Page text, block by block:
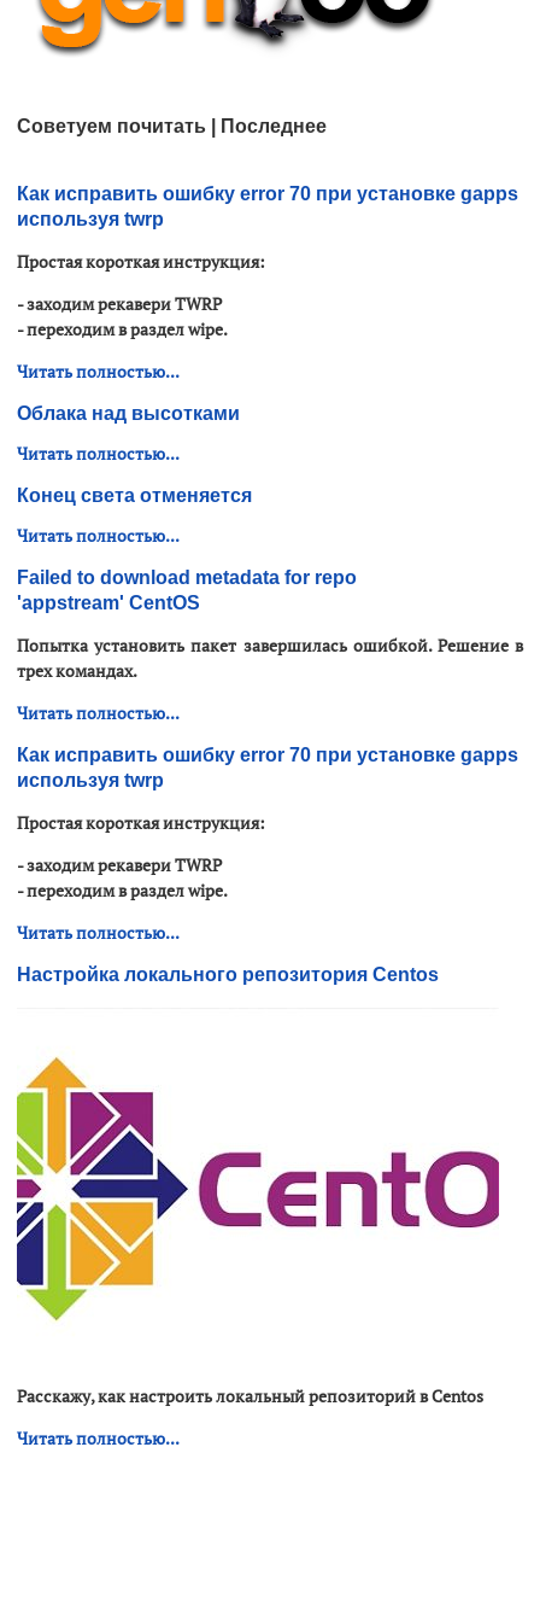
Советуем почитать | Последнее
Как исправить ошибку error 70 при установке gapps
используя twrp
Простая короткая инструкция:
- заходим рекавериTWRP
- переходим в раздел wipe.
Читать полностью...
Облака над высотками
Читать полностью...
Конец света отменяется
Читать полностью...
Failed to download metadata for repo
'appstream' CentOS
Попытка установить пакет завершилась ошибкой. Решение в
трех командах.
Читать полностью...
Как исправить ошибку error 70 при установке gapps
используя twrp
Простая короткая инструкция:
- заходим рекавериTWRP
- переходим в раздел wipe.
Читать полностью...
Настройка локального репозитория Centos
Расскажу, как настроить локальный репозиторий в Centos
Читать полностью...